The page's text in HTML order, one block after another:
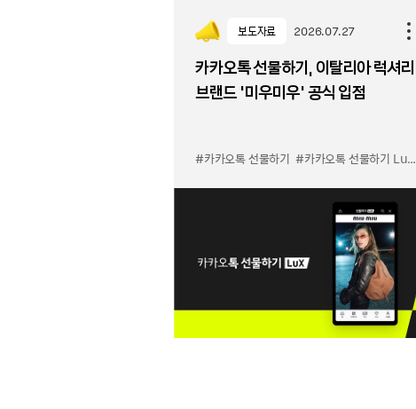
보도자료 2026.07.27
카카오톡 선물하기, 이탈리아 럭셔리
브랜드 '미우미우' 공식 입점
#카카오톡 선물하기 #카카오톡 선물하기 LuX 미우미우 입점